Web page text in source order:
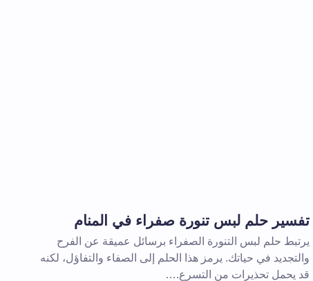
تفسير حلم لبس تنورة صفراء في المنام
يرتبط حلم لبس التنورة الصفراء برسائل عميقة عن الفرح
والتجديد في حياتك. يرمز هذا الحلم إلى الصفاء والتفاؤل، لكنه
قد يحمل تحذيرات من التسرع.…